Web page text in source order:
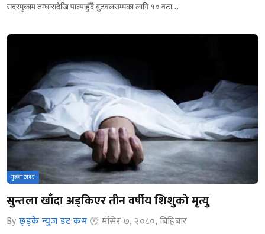
सदरमुकाम तम्घासदेखि पाल्पाहुँदै बुटवलसम्मका लागि १० वटा…
गुल्मी खबर
सुन्तला खाँदा अड्किएर तीन वर्षीय शिशुको मृत्यु
By छ्ड्के न्युज डट कम मंसिर ७, २०८०, बिहिबार